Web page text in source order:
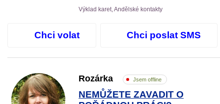
Výklad karet, Andělské kontakty
Chci volat Chci poslat SMS
Rozárka Jsem offline
NEMŮŽETE ZAVADIT O